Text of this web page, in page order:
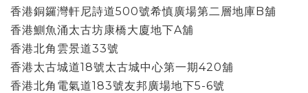
香港銅鑼灣軒尼詩道500號希慎廣場第二層地庫B舖
香港鰂魚涌太古坊康橋大廈地下A舖
香港北角雲景道33號
香港太古城道18號太古城中心第一期420舖
香港北角電氣道183號友邦廣場地下5-6號